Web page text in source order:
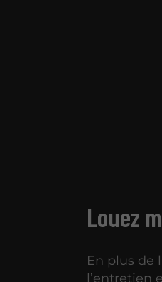
Louez
En plus de
l’entretien